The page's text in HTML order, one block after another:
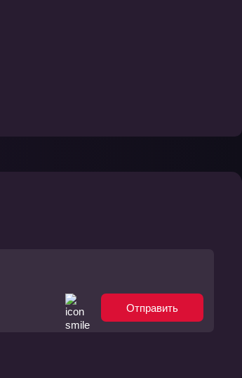
Отправить